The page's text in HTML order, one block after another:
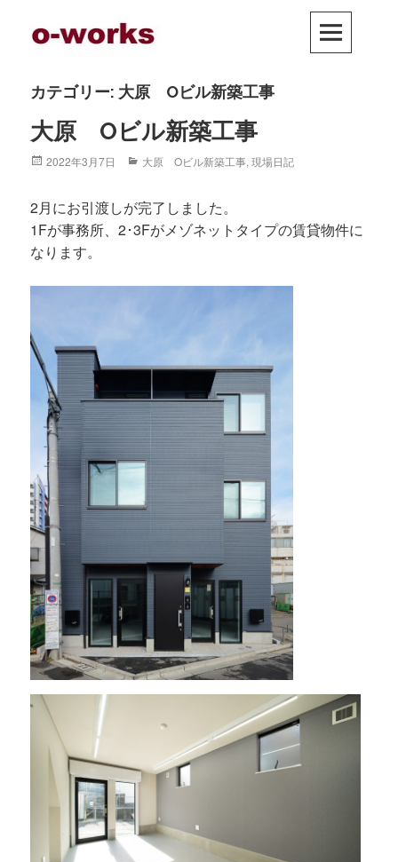
カテゴリー: 大原 Oビル新築工事
大原 Oビル新築工事
Posted
2022年3月7日 Categories
大原 Oビル新築工事,現場日記
2月にお引渡しが完了しました。
1Fが事務所、2･3Fがメゾネットタイプの賃貸物件に
なります。